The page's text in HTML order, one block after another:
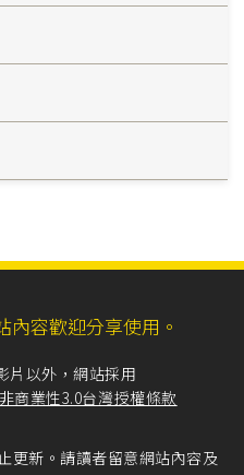
容歡迎分享使用。
片以外，網站採用
商業性3.0台灣授權條款
更新。請讀者留意網站內容及